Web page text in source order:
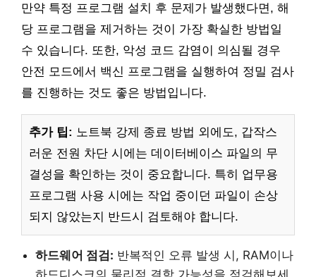
만약 특정 프로그램 설치 후 문제가 발생했다면, 해
당 프로그램을 제거하는 것이 가장 확실한 방법일
수 있습니다. 또한, 악성 코드 감염이 의심될 경우
안전 모드에서 백신 프로그램을 실행하여 정밀 검사
를 진행하는 것도 좋은 방법입니다.
추가 팁: 노트북 강제 종료 방법 외에도, 갑작스
러운 전원 차단 시에는 데이터베이스 파일의 무
결성을 확인하는 것이 중요합니다. 특히 업무용
프로그램 사용 시에는 작업 중이던 파일이 손상
되지 않았는지 반드시 검토해야 합니다.
하드웨어 점검: 반복적인 오류 발생 시, RAM이나
하드디스크의 물리적 결함 가능성을 점검해보세